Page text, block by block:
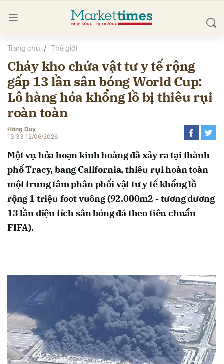
Trang chủ Thế giới
Cháy kho chứa vật tư y tế rộng
gấp 13 lần sân bóng World Cup:
Lô hàng hóa khổng lồ bị thiêu rụi
roàn toàn
Hồng Duy
13:33 12/06/2026
Một vụ hỏa hoạn kinh hoàng đã xảy ra tại thành
phố Tracy, bang California, thiêu rụi hoàn toàn
một trung tâm phân phối vật tư y tế khổng lồ
rộng 1 triệu foot vuông (92.000m2 - tương đương
13 lần diện tích sân bóng đá theo tiêu chuẩn
FIFA).
luận